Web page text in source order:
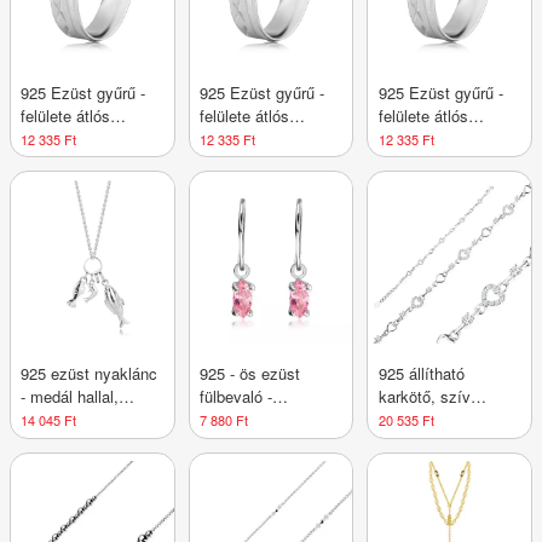
925 Ezüst gyűrű -
felülete átlós
kerekített éllel, X
alakú
bevágásokkal,
vékony vonalakkal -
Nagyság_ 62
12 335 Ft
925 Ezüst gyűrű -
felülete átlós
kerekített éllel, X
alakú
vékony vonalakkal -
Nagyság_ 64
12 335 Ft
925 Ezüst gyűrű -
felülete átlós
kerekített éllel, X
alakú
vékony vonalakkal -
Nagyság_ 65
12 335 Ft
925 ezüst nyaklánc
- medál hallal,
delfinnel, vékony
lánccal
14 045 Ft
925 - ös ezüst
fülbevaló -
rózsaszín cirkonkő
magok kampón
7 880 Ft
925 állítható
karkötő, szív
körvonal, átlátszó
cirkóniák
20 535 Ft